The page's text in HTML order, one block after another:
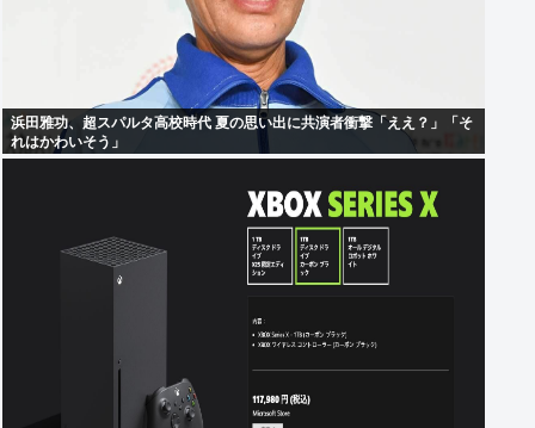
浜田雅功、超スパルタ高校時代 夏の思い出に共演者衝撃「ええ？」「そ
れはかわいそう」